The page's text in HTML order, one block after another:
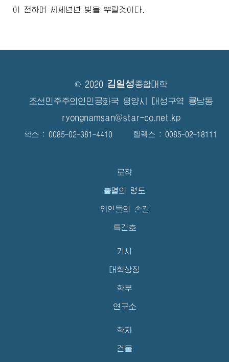
이 전하며 세세년년 빛을 뿌릴것이다.
© 2020 김일성종합대학
조선민주주의인민공화국 평양시 대성구역 룡남동
ryongnamsan@star-co.net.kp
확스 : 0085-02-381-4410 텔렉스 : 0085-02-18111
로작
불멸의 령도
위인들의 손길
특간호
기사
대학상징
학부
연구소
학자
건물